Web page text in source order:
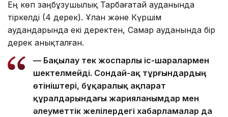
Ең көп заңбұзушылық Тарбағатай ауданында
тіркелді (4 дерек). Ұлан және Күршім
аудандарында екі деректен, Самар ауданында бір
дерек анықталған.
— Бақылау тек жоспарлы іс-шаралармен
шектелмейді. Сондай-ақ тұрғындардың
өтініштері, бұқаралық ақпарат
құралдарындағы жарияланымдар мен
әлеуметтік желілердегі хабарламалар да